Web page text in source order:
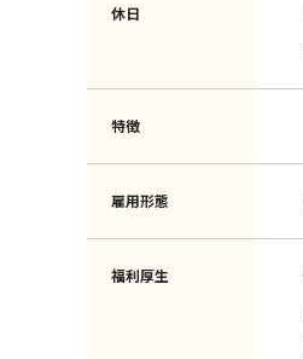
休日
特徴
雇用形態
福利厚生